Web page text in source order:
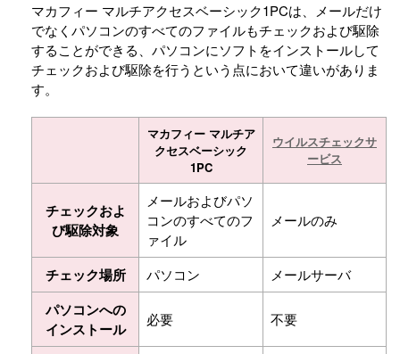
マカフィー マルチアクセスベーシック1PCは、メールだけ
でなくパソコンのすべてのファイルもチェックおよび駆除
することができる、パソコンにソフトをインストールして
チェックおよび駆除を行うという点において違いがありま
す。
マカフィー マルチア
クセスベーシック
1PC
ウイルスチェックサ
ービス
チェックおよ
び駆除対象
メールおよびパソ
コンのすべてのフ
ァイル
メールのみ
チェック場所 パソコン メールサーバ
パソコンへの
インストール
必要 不要